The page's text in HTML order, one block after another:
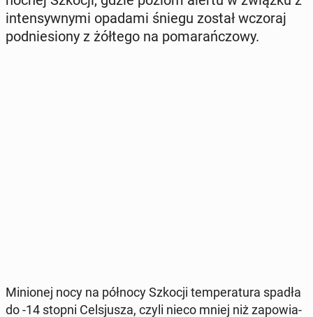
in­ten­syw­ny­mi opadami śniegu został wczoraj
pod­nie­sio­ny z żółtego na po­ma­rań­czo­wy.
Mi­nio­nej nocy na północy Szkocji tem­pe­ra­tu­ra spadła
do -14 stopni Cel­sju­sza, czyli nieco mniej niż za­po­wia­